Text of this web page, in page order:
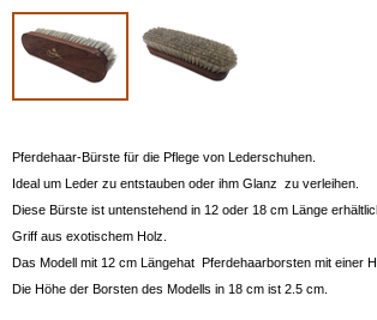
Pferdehaar-Bürste für die Pflege von Lederschuhen.
Ideal um Leder zu entstauben oder ihm Glanz zu verleihen.
Diese Bürste ist untenstehend in 12 oder 18 cm Länge
Griff aus exotischem Holz.
Das Modell mit 12 cm Längehat Pferdehaarborsten mit einer
Die Höhe der Borsten des Modells in 18 cm ist 2.5 cm.